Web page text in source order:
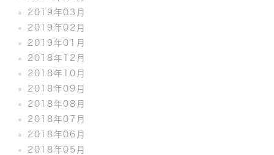
2019年03月
2019年02月
2019年01月
2018年12月
2018年10月
2018年09月
2018年08月
2018年07月
2018年06月
2018年05月